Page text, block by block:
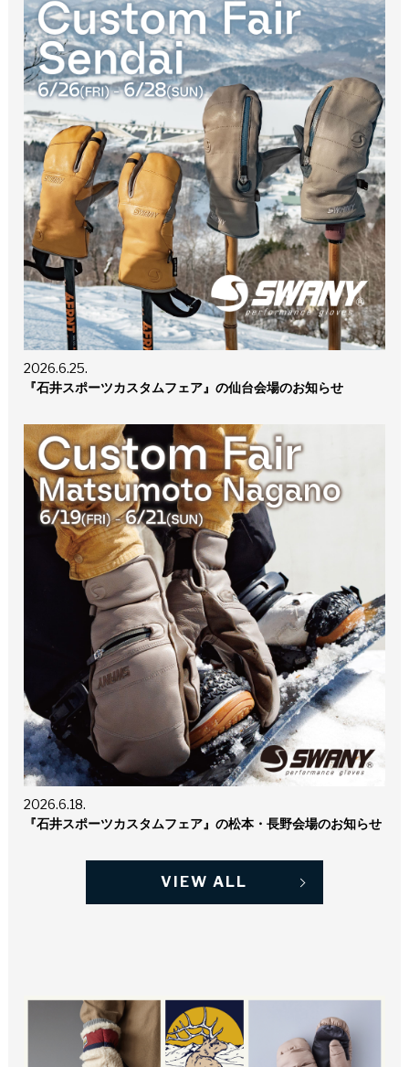
2026.6.25.
『石井スポーツカスタムフェア』の仙台会場のお知らせ
2026.6.18.
『石井スポーツカスタムフェア』の松本・長野会場のお知らせ
VIEW ALL